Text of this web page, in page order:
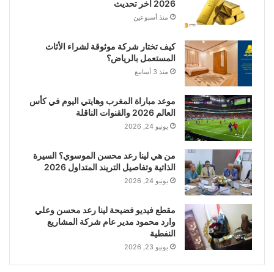
2026 آخر تحديث
منذ أسبوعين
كيف تختار شركة موثوقة لشراء الأثاث
المستعمل بالرياض؟
منذ 3 أسابيع
موعد مباراة المغرب وهايتي اليوم في كأس
العالم 2026 والقنوات الناقلة
يونيو 24, 2026
من هي لينا رعد محسن الموسوي؟ السيرة
الذاتية وتفاصيل التريند المتداول 2026
يونيو 24, 2026
مقطع فيديو فضيحة لينا رعد محسن وعلي
وارد محمود مدير عام شركة المشاريع
النفطية
يونيو 23, 2026